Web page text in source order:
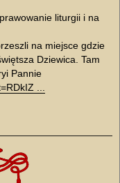
liturgii i na
na miejsce gdzie
Dziewica. Tam
Pannie
...